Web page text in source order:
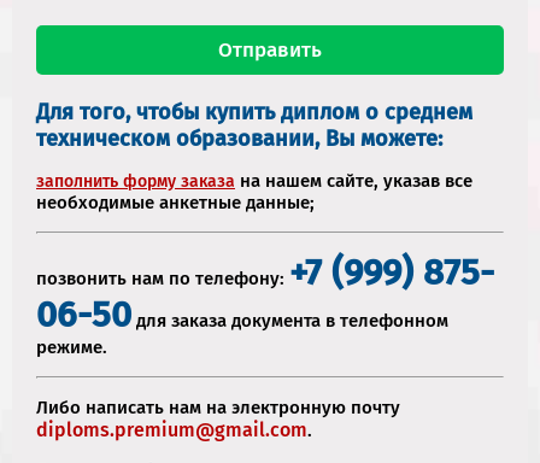
Для того, чтобы купить диплом о среднем
техническом образовании, Вы можете:
заполнить форму заказа на нашем сайте, указав все
необходимые анкетные данные;
позвонить нам по телефону: +7 (999) 875-
06-50 для заказа документа в телефонном
режиме.
Либо написать нам на электронную почту
diploms.premium@gmail.com.